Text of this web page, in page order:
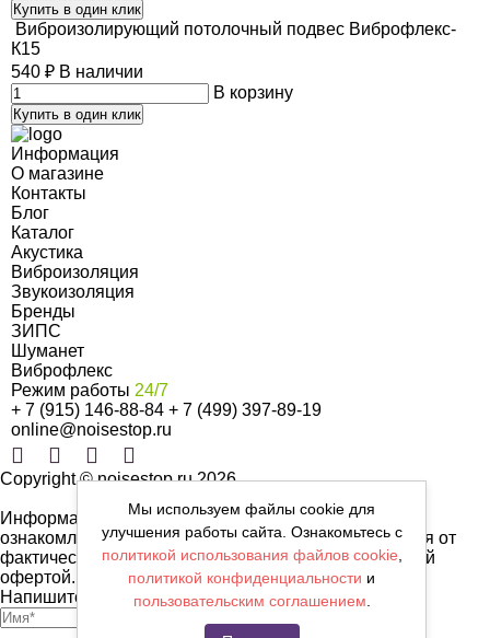
Купить в один клик
Виброизолирующий потолочный подвес Виброфлекс-
К15
540 ₽ В наличии
В корзину
Купить в один клик
Информация
О магазине
Контакты
Блог
Каталог
Акустика
Виброизоляция
Звукоизоляция
Бренды
ЗИПС
Шуманет
Виброфлекс
Режим работы 24/7
+ 7 (915) 146-88-84 + 7 (499) 397-89-19
online@noisestop.ru
Copyright © noisestop.ru 2026.
Информация о товарах на сайте приведена в целях
ознакомленияя. Фотографии, цвета могут отличаться от
фактических характеристик и не являются публичной
офертой.
Напишите нам сообщение
Мы используем файлы cookie для
улучшения работы сайта. Ознакомьтесь с
политикой использования файлов cookie
политикой конфиденциальности и
пользовательским соглашением